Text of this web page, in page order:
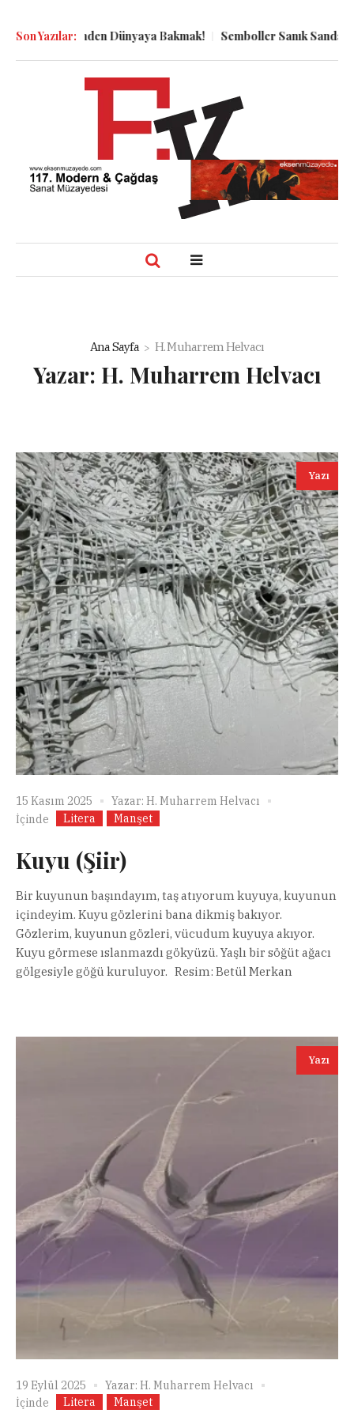
Son Yazılar:
Kuyu Dibinden Dünyaya Bakmak! Semboller Sanık
Ana Sayfa H. Muharrem Helvacı
Yazar: H. Muharrem Helvacı
Yazı
15 Kasım 2025 Yazar: H. Muharrem Helvacı
İçinde
Litera Manşet
Kuyu (Şiir)
Bir kuyunun başındayım, taş atıyorum kuyuya, kuyunun
içindeyim. Kuyu gözlerini bana dikmiş bakıyor.
Gözlerim, kuyunun gözleri, vücudum kuyuya akıyor.
Kuyu görmese ıslanmazdı gökyüzü. Yaşlı bir söğüt ağacı
gölgesiyle göğü kuruluyor. Resim: Betül Merkan
Yazı
19 Eylül 2025 Yazar: H. Muharrem Helvacı
İçinde
Litera Manşet